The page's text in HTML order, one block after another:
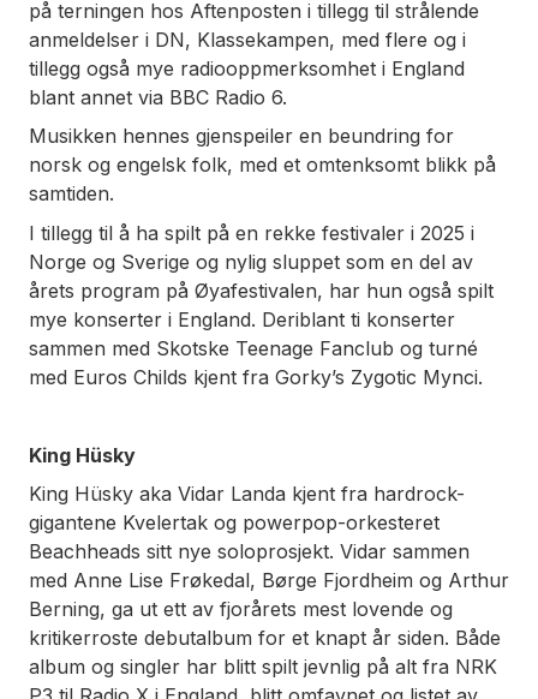
på terningen hos Aftenposten i tillegg til strålende
anmeldelser i DN, Klassekampen, med flere og i
tillegg også mye radiooppmerksomhet i England
blant annet via BBC Radio 6.
Musikken hennes gjenspeiler en beundring for
norsk og engelsk folk, med et omtenksomt blikk på
samtiden.
I tillegg til å ha spilt på en rekke festivaler i 2025 i
Norge og Sverige og nylig sluppet som en del av
årets program på Øyafestivalen, har hun også spilt
mye konserter i England. Deriblant ti konserter
sammen med Skotske Teenage Fanclub og turné
med Euros Childs kjent fra Gorky’s Zygotic Mynci.
King Hüsky
King Hüsky aka Vidar Landa kjent fra hardrock-
gigantene Kvelertak og powerpop-orkesteret
Beachheads sitt nye soloprosjekt. Vidar sammen
med Anne Lise Frøkedal, Børge Fjordheim og Arthur
Berning, ga ut ett av fjorårets mest lovende og
kritikerroste debutalbum for et knapt år siden. Både
album og singler har blitt spilt jevnlig på alt fra NRK